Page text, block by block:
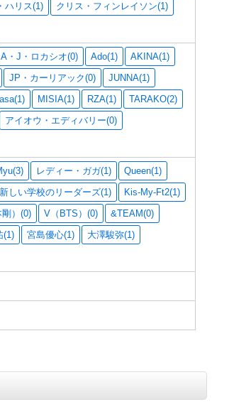
ハリス(1)
クリス・フィンレイソン(1)
A・J・ロカシオ(0) Ado(1)
AKINA(1)
JP・カーリアック(0)
JUNNA(1)
MISIA(1) RZA(1)
TARAKO(2)
アイオウ・エディバリー(0)
レディー・ガガ(1)
Queen(1)
新しい学校のリーダーズ(1)
Kis-My-Ft2(1)
）(0) V（BTS）(0)
&TEAM(0)
(1) 宮島優心(1)
大澤駿弥(1)